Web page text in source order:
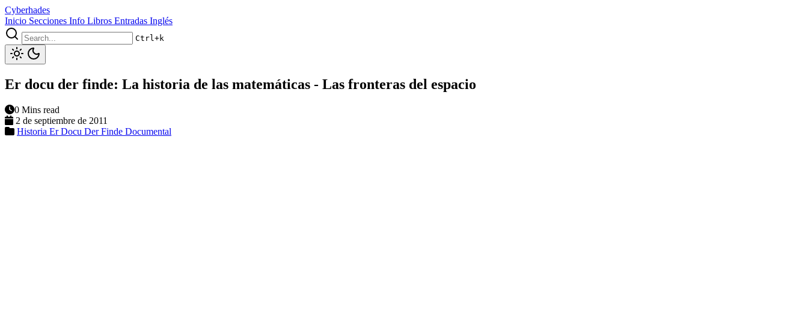
Cyberhades
Inicio Secciones Info Libros Entradas Inglés
Ctrl+k
Er docu der finde: La historia de las matemáticas - Las fronteras del espacio
0 Mins read
2 de septiembre de 2011
Historia Er Docu Der Finde Documental